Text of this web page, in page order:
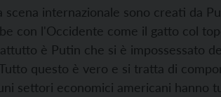
internazionale sono creati da
con l'Occidente come il gatto col
è Putin che si è impossessato
questo è vero e si tratta di
settori economici americani hanno